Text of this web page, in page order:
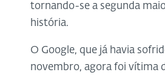
tornando-se a segunda
história.
O Google, que já havia
novembro, agora foi vítima